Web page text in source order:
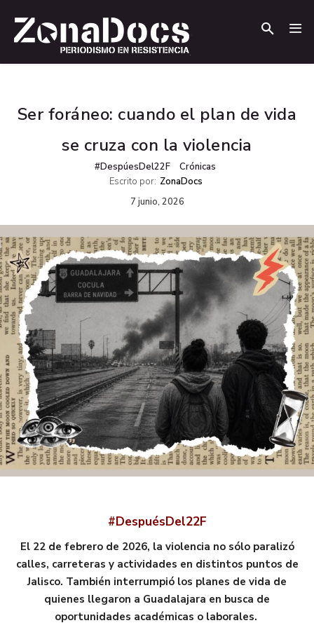
Ser foráneo: cuando el plan de vida
se cruza con la violencia
#DespúesDel22F
Crónicas
Escrito por: ZonaDocs
7 junio, 2026
#DespuésDel22F
El 22 de febrero de 2026, la violencia no sólo paralizó
calles, carreteras y actividades en distintos puntos de
Jalisco. También interrumpió los planes de vida de
quienes llegaron a Guadalajara en busca de
oportunidades académicas o laborales.